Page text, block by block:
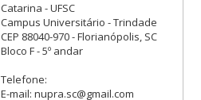
Catarina - UFSC
Campus Universitário - Trindade
CEP 88040-970 - Florianópolis, SC
Bloco F - 5º andar
Telefone:
E-mail: nupra.sc@gmail.com